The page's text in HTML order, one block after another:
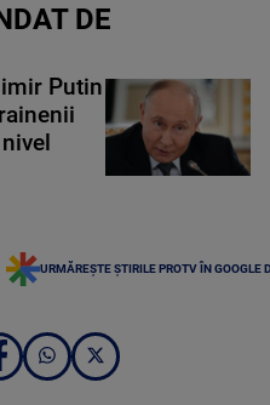
DE
Putin
URMĂREȘTE ȘTIRILE PROTV ÎN GOOGLE